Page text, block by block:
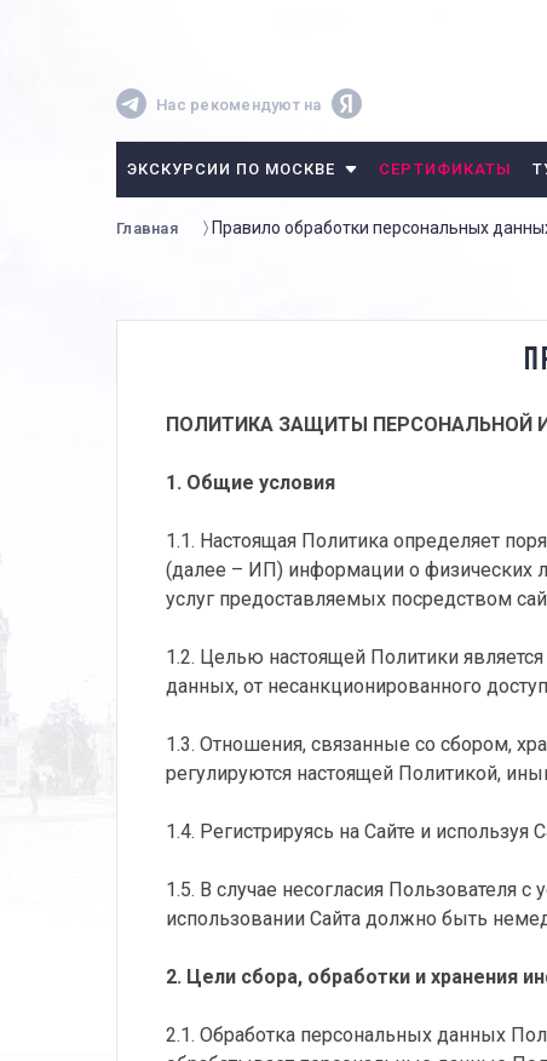
Нас рекомендуют на
ЭКСКУРСИИ ПО МОСКВЕ СЕРТИФИКАТЫ
Главная Правило обработки персональных
ПОЛИТИКА ЗАЩИТЫ ПЕРСОНАЛЬНОЙ
1. Общие условия
1.1. Настоящая Политика определяет
(далее – ИП) информации о физических
услуг предоставляемых посредством
1.2. Целью настоящей Политики
данных, от несанкционированного
1.3. Отношения, связанные со сбором,
регулируются настоящей Политикой,
1.4. Регистрируясь на Сайте и
1.5. В случае несогласия Пользователя
использовании Сайта должно быть
2. Цели сбора, обработки и хранения
2.1. Обработка персональных данных